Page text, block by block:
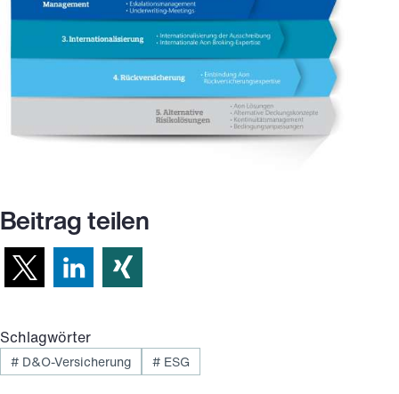
Beitrag teilen
Schlagwörter
#D&O-Versicherung #ESG